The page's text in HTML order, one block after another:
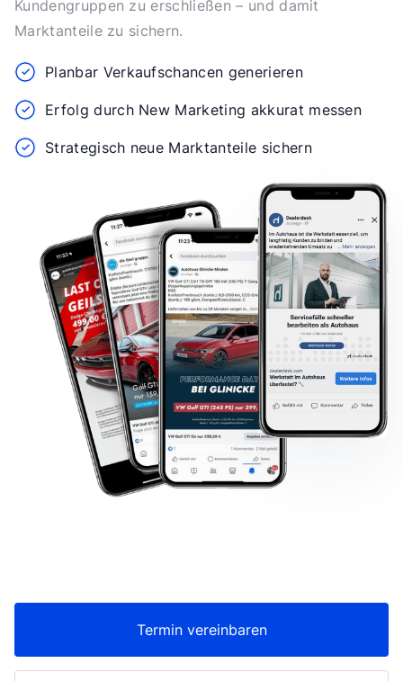
Kundengruppen zu erschließen – und damit
Marktanteile zu sichern.
Planbar Verkaufschancen generieren
Erfolg durch New Marketing akkurat messen
Strategisch neue Marktanteile sichern
Termin vereinbaren